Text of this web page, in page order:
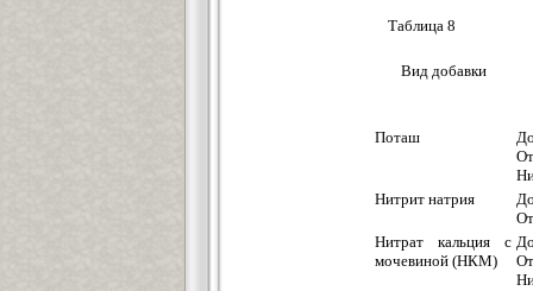
Таблица 8
Вид добавки
Поташ
Нитрит натрия
Нитрат кальция с
мочевиной (НКМ)